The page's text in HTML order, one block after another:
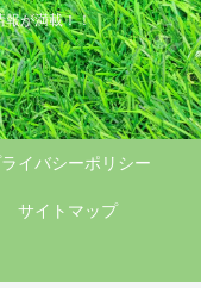
報が満載！！
イバシーポリシー
サイトマップ